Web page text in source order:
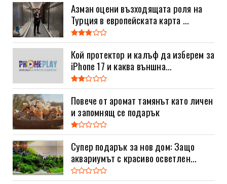
Азман оцени възходящата роля на
Турция в европейската карта ...
Кой протектор и калъф да изберем за
iPhone 17 и каква външна...
Повече от аромат тамянът като личен
и запомнящ се подарък
Супер подарък за нов дом: Защо
аквариумът с красиво осветлен...